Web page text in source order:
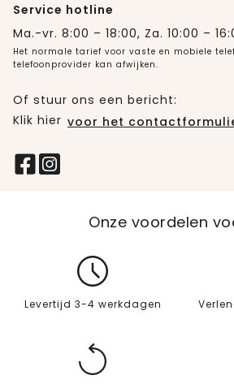
Service hotline
Ma.-vr. 8:00 – 18:00, Za. 10:00 –
Het normale tarief voor vaste en mobiele
telefoonprovider kan afwijken.
Of stuur ons een bericht:
Klik hier voor het
Onze voordelen
Levertijd 3-4 werkdagen